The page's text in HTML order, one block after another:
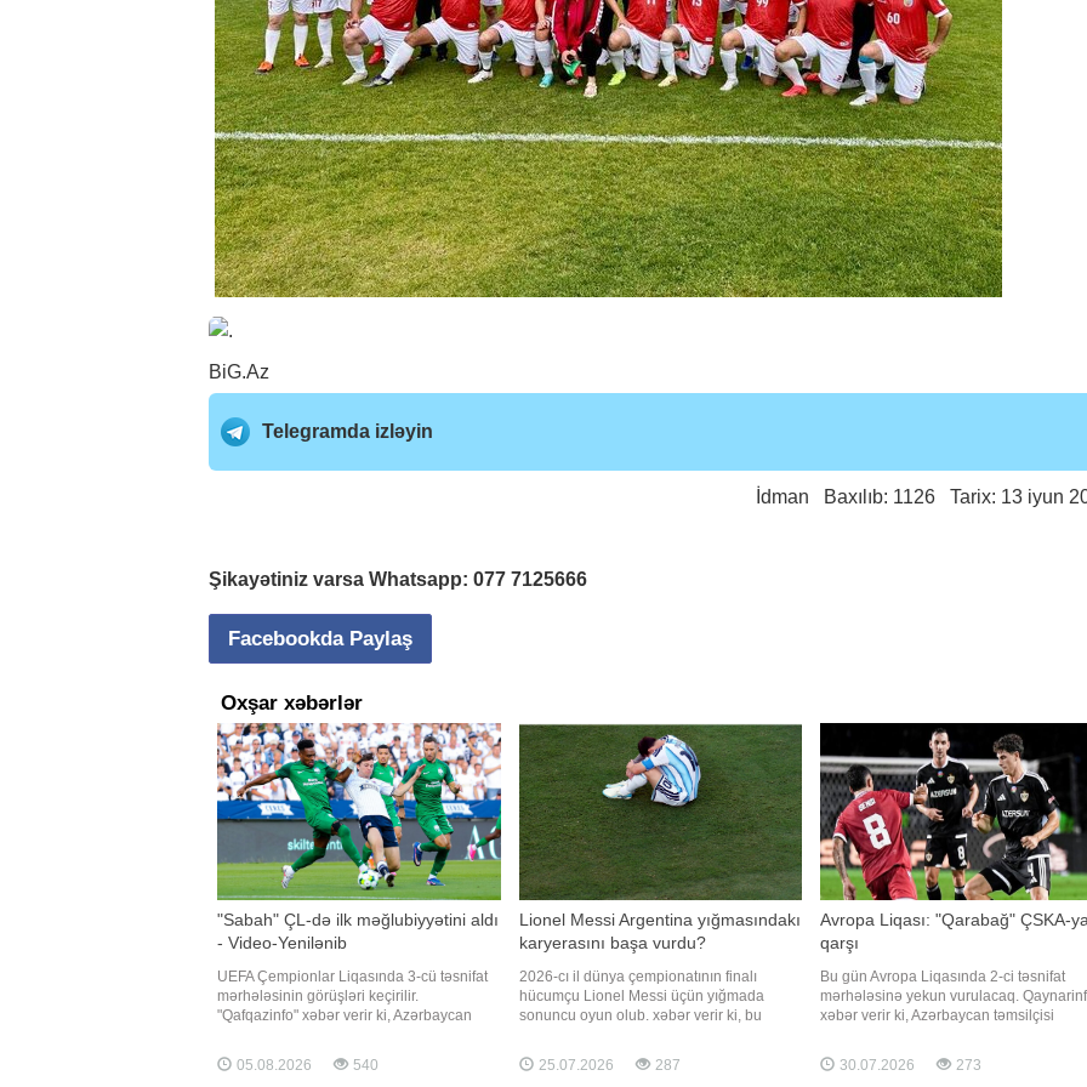
BiG.Az
Telegramda izləyin
İdman Baxılıb: 1126 Tarix: 13 iyun
Şikayətiniz varsa Whatsapp: 077 7125666
Facebookda Paylaş
Oxşar xəbərlər
"Sabah" ÇL-də ilk məğlubiyyətini aldı
- Video-Yenilənib
UEFA Çempionlar Liqasında 3-cü təsnifat
mərhələsinin görüşləri keçirilir.
"Qafqazinfo" xəbər verir ki, Azərbaycan
çıxacaq. Valdas Dambrauskasın
komandası Danimarka səfərində "Orhus"la
05.08.2026 540
Lionel Messi Argentina yığmasındakı
karyerasını başa vurdu?
2026-cı il dünya çempionatının finalı
hücumçu Lionel Messi üçün yığmada
sonuncu oyun olub. xəbər verir ki, bu
futbol komandasının yarımmüdafiəçisi
Leandro Paredes mətbuat
25.07.2026 287
Avropa Liqası: "Qarabağ" ÇSKA-
qarşı
Bu gün Avropa Liqasında 2-ci təsnifat
mərhələsinə yekun vurulacaq.
xəbər verir ki, Azərbaycan təmsilçisi
çıxacaq. Qurban Qurbanovun
Bolqarıstanda ÇSKA-nın qonağı olacaq.
30.07.2026 273